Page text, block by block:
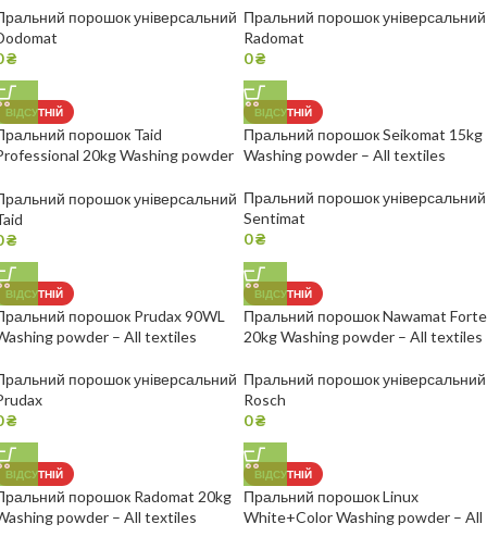
порошок універсальний
₴
Пральний порошок універсальний
Radomat
0₴
ВІДСУТНІЙ
порошок Taid
20kg Washing powder
порошок універсальний
₴
ВІДСУТНІЙ
Пральний порошок Seikomat 15kg
Washing powder – All textiles
Пральний порошок універсальний
Sentimat
0₴
ВІДСУТНІЙ
порошок Prudax 90WL
powder – All textiles
порошок універсальний
₴
ВІДСУТНІЙ
Пральний порошок Nawamat Forte
20kg Washing powder – All textiles
Пральний порошок універсальний
Rosch
0₴
ВІДСУТНІЙ
порошок Radomat 20kg
powder – All textiles
ВІДСУТНІЙ
Пральний порошок Linux
White+Color Washing powder – All